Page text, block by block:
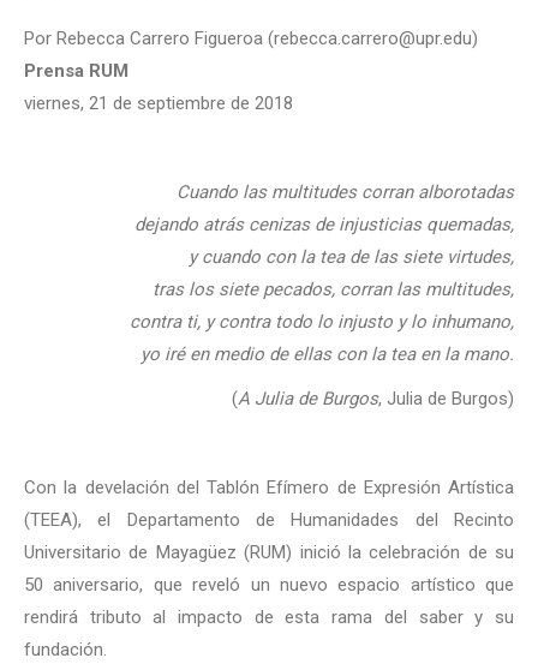
Por Rebecca Carrero Figueroa (rebecca.carrero@upr.edu)
Prensa RUM
viernes, 21 de septiembre de 2018
Cuando las multitudes corran alborotadas
dejando atrás cenizas de injusticias quemadas,
y cuando con la tea de las siete virtudes,
tras los siete pecados, corran las multitudes,
contra ti, y contra todo lo injusto y lo inhumano,
yo iré en medio de ellas con la tea en la mano.
(A Julia de Burgos, Julia de Burgos)
Con la develación del Tablón Efímero de Expresión Artística
(TEEA), el Departamento de Humanidades del Recinto
Universitario de Mayagüez (RUM) inició la celebración de su
50 aniversario, que reveló un nuevo espacio artístico que
rendirá tributo al impacto de esta rama del saber y su
fundación.